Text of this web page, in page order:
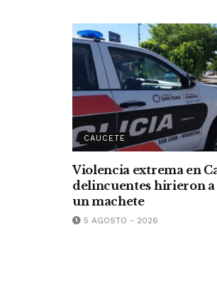
CAUCETE
Violencia extrema en
delincuentes hirieron
un machete
5 AGOSTO - 2026